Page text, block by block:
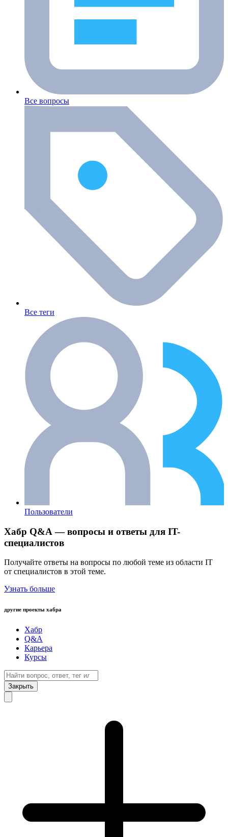
Все вопросы
Все теги
Пользователи
Хабр Q&A — вопросы и ответы для IT-
специалистов
Получайте ответы на вопросы по любой теме из области IT
от специалистов в этой теме.
Узнать больше
другие проекты хабра
Хабр
Q&A
Карьера
Курсы
Закрыть